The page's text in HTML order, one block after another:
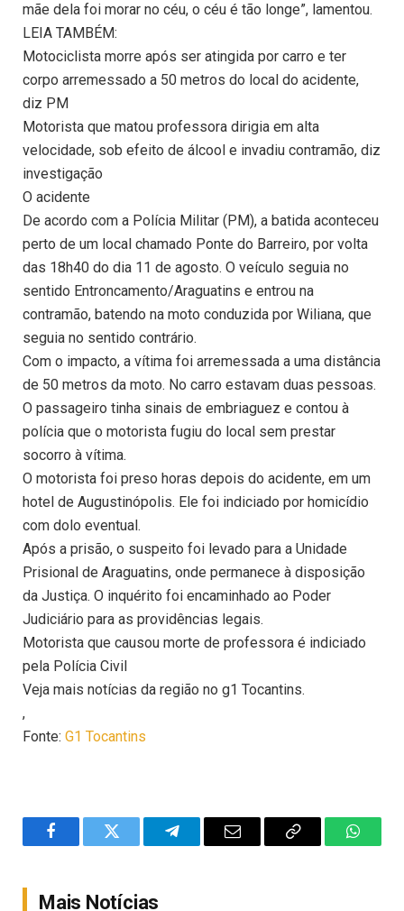
mãe dela foi morar no céu, o céu é tão longe”, lamentou.
LEIA TAMBÉM:
Motociclista morre após ser atingida por carro e ter
corpo arremessado a 50 metros do local do acidente,
diz PM
Motorista que matou professora dirigia em alta
velocidade, sob efeito de álcool e invadiu contramão, diz
investigação
O acidente
De acordo com a Polícia Militar (PM), a batida aconteceu
perto de um local chamado Ponte do Barreiro, por volta
das 18h40 do dia 11 de agosto. O veículo seguia no
sentido Entroncamento/Araguatins e entrou na
contramão, batendo na moto conduzida por Wiliana, que
seguia no sentido contrário.
Com o impacto, a vítima foi arremessada a uma distância
de 50 metros da moto. No carro estavam duas pessoas.
O passageiro tinha sinais de embriaguez e contou à
polícia que o motorista fugiu do local sem prestar
socorro à vítima.
O motorista foi preso horas depois do acidente, em um
hotel de Augustinópolis. Ele foi indiciado por homicídio
com dolo eventual.
Após a prisão, o suspeito foi levado para a Unidade
Prisional de Araguatins, onde permanece à disposição
da Justiça. O inquérito foi encaminhado ao Poder
Judiciário para as providências legais.
Motorista que causou morte de professora é indiciado
pela Polícia Civil
Veja mais notícias da região no g1 Tocantins.
,
Fonte: G1 Tocantins
FacebookTwitter TelegramEmail
Copy
Mais Notícias